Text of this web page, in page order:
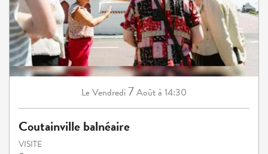
LeVendredi7Aoûtà 14:30
Coutainville balnéaire
VISITE